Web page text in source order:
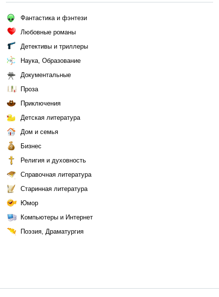
Фантастика и фэнтези
Любовные романы
Детективы и триллеры
Наука, Образование
Документальные
Проза
Приключения
Детская литература
Дом и семья
Бизнес
Религия и духовность
Справочная литература
Старинная литература
Юмор
Компьютеры и Интернет
Поэзия, Драматургия